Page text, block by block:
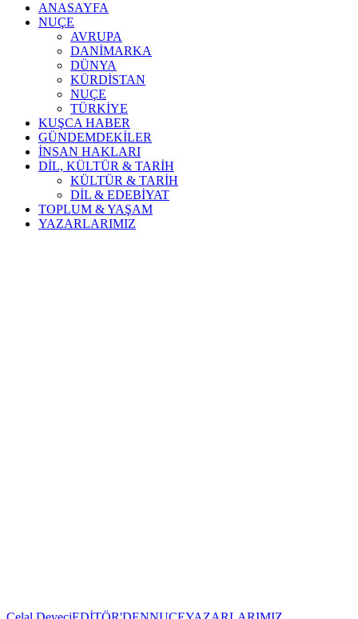
ANASAYFA
NUÇE
AVRUPA
DANİMARKA
DÜNYA
KÜRDİSTAN
NUÇE
TÜRKİYE
KUŞCA HABER
GÜNDEMDEKİLER
İNSAN HAKLARI
DİL, KÜLTÜR & TARİH
KÜLTÜR & TARİH
DİL & EDEBİYAT
TOPLUM & YAŞAM
YAZARLARIMIZ